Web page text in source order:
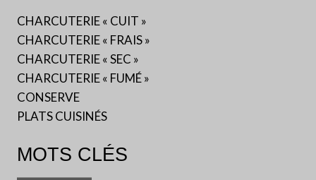
CHARCUTERIE « CUIT »
CHARCUTERIE « FRAIS »
CHARCUTERIE « SEC »
CHARCUTERIE « FUMÉ »
CONSERVE
PLATS CUISINÉS
MOTS CLÉS